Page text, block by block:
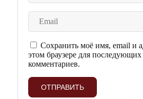
Сохранить моё имя, email и
этом браузере для
комментариев.